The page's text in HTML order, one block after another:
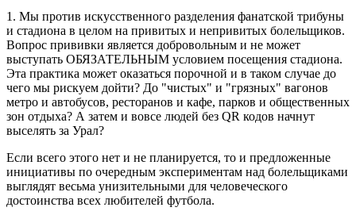
1. Мы против искусственного разделения фанатской трибуны
и стадиона в целом на привитых и непривитых болельщиков.
Вопрос прививки является добровольным и не может
выступать ОБЯЗАТЕЛЬНЫМ условием посещения стадиона.
Эта практика может оказаться порочной и в таком случае до
чего мы рискуем дойти? До "чистых" и "грязных" вагонов
метро и автобусов, ресторанов и кафе, парков и общественных
зон отдыха? А затем и вовсе людей без QR кодов начнут
выселять за Урал?
Если всего этого нет и не планируется, то и предложенные
инициативы по очередным экспериментам над болельщиками
выглядят весьма унизительными для человеческого
достоинства всех любителей футбола.